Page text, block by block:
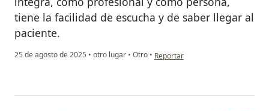
tiene la facilidad de escucha y de saber llegar al
paciente.
25 de agosto de 2025 • otro lugar • Otro • en opinión del usuario Zamira
Reportar